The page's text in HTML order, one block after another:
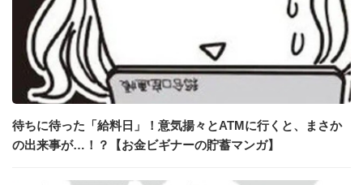
待ちに待った「給料日」！意気揚々とATMに行くと、まさか
の出来事が…！？【お金ビギナーの貯蓄マンガ】